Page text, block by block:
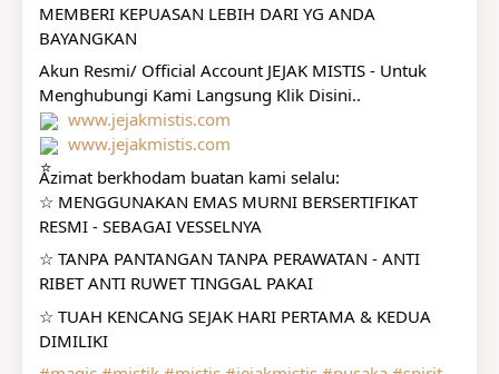
MEMBERI KEPUASAN LEBIH DARI YG ANDA
BAYANGKAN
Akun Resmi/ Official Account JEJAK MISTIS - Untuk
Menghubungi Kami Langsung Klik Disini..
www.jejakmistis.com
www.jejakmistis.com
Azimat berkhodam buatan kami selalu:
☆ MENGGUNAKAN EMAS MURNI BERSERTIFIKAT
RESMI - SEBAGAI VESSELNYA
☆ TANPA PANTANGAN TANPA PERAWATAN - ANTI
RIBET ANTI RUWET TINGGAL PAKAI
☆ TUAH KENCANG SEJAK HARI PERTAMA & KEDUA
DIMILIKI